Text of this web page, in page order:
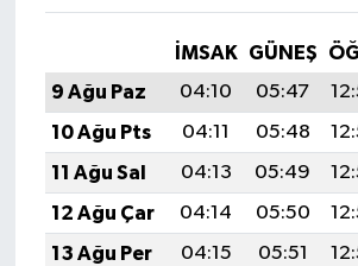
İMSAK GÜNEŞ
9 Ağu Paz
04:10 05:47
10 Ağu Pts
04:11 05:48
11 Ağu Sal
04:13 05:49
12 Ağu Çar
04:14 05:50
13 Ağu Per
04:15 05:51